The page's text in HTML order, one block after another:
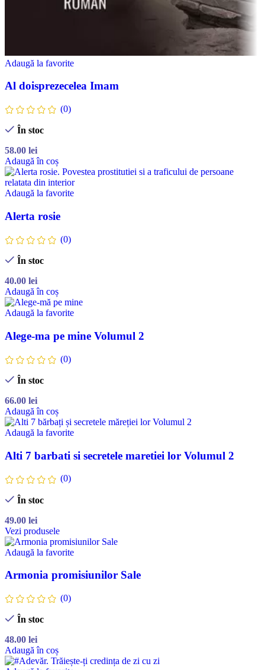
Adaugă la favorite
Al doisprezecelea Imam
(0)
În stoc
58.00 lei
Adaugă în coș
Adaugă la favorite
Alerta rosie
(0)
În stoc
40.00 lei
Adaugă în coș
Adaugă la favorite
Alege-ma pe mine Volumul 2
(0)
În stoc
66.00 lei
Adaugă în coș
Adaugă la favorite
Alti 7 barbati si secretele maretiei lor Volumul 2
(0)
În stoc
49.00 lei
Vezi produsele
Adaugă la favorite
Armonia promisiunilor Sale
(0)
În stoc
48.00 lei
Adaugă în coș